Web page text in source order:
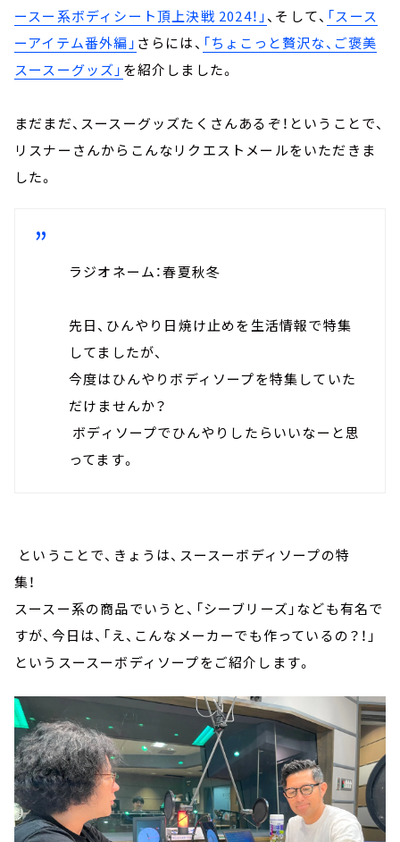
ースー系ボディシート頂上決戦 2024！」、そして、 「スース
ーアイテム番外編」 さらには、 「ちょこっと贅沢な、ご褒美
スースーグッズ」 を紹介しました。
まだまだ、スースーグッズたくさんあるぞ！ということで、
リスナーさんからこんなリクエストメールをいただきま
した。
ラジオネーム：春夏秋冬
先日、ひんやり日焼け止めを生活情報で特集
してましたが、
今度はひんやりボディソープを特集していた
だけませんか？
ボディソープでひんやりしたらいいなーと思
ってます。
ということで、きょうは、スースーボディソープの特
集！
スースー系の商品でいうと、「シーブリーズ」なども有名で
すが、今日は、「え、こんなメーカーでも作っているの？！」
というスースーボディソープをご紹介します。